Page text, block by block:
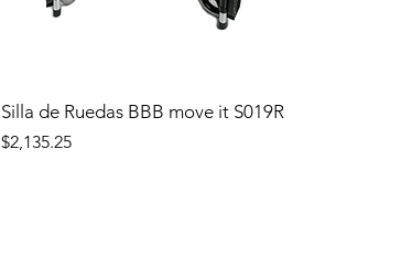
Silla de Ruedas BBB move it S019R
Precio
$2,135.25